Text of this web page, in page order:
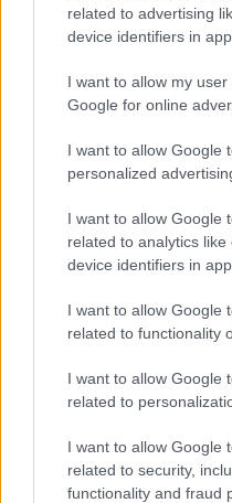
related to advertising
device identifiers in
I want to allow my
Google for online
I want to allow Google
personalized
I want to allow Google
related to analytics
device identifiers in
I want to allow Google
related to functionality
I want to allow Google
related to
I want to allow Google
related to security,
functionality and fraud
Aκολουθήστε μας
παντού…